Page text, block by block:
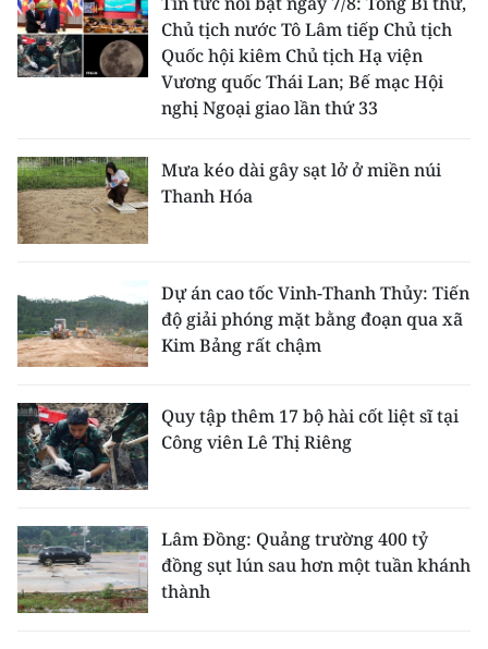
Chủ tịch nước Tô Lâm tiếp Chủ tịch
Quốc hội kiêm Chủ tịch Hạ viện
Vương quốc Thái Lan; Bế mạc Hội
nghị Ngoại giao lần thứ 33
Mưa kéo dài gây sạt lở ở miền núi
Thanh Hóa
Dự án cao tốc Vinh-Thanh Thủy: Tiến
độ giải phóng mặt bằng đoạn qua xã
Kim Bảng rất chậm
Quy tập thêm 17 bộ hài cốt liệt sĩ tại
Công viên Lê Thị Riêng
Lâm Đồng: Quảng trường 400 tỷ
đồng sụt lún sau hơn một tuần khánh
thành